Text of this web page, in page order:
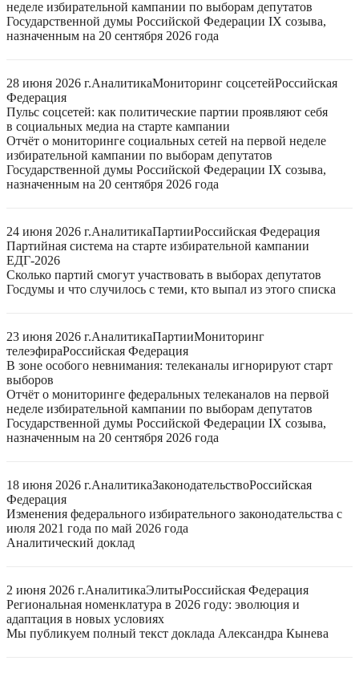
неделе избирательной кампании по выборам депутатов
Государственной думы Российской Федерации IX созыва,
назначенным на 20 сентября 2026 года
28 июня 2026 г.АналитикаМониторинг соцсетейРоссийская
Федерация
Пульс соцсетей: как политические партии проявляют себя
в социальных медиа на старте кампании
Отчёт о мониторинге социальных сетей на первой неделе
избирательной кампании по выборам депутатов
Государственной думы Российской Федерации IX созыва,
назначенным на 20 сентября 2026 года
24 июня 2026 г.АналитикаПартииРоссийская Федерация
Партийная система на старте избирательной кампании
ЕДГ-2026
Сколько партий смогут участвовать в выборах депутатов
Госдумы и что случилось с теми, кто выпал из этого списка
23 июня 2026 г.АналитикаПартииМониторинг
телеэфираРоссийская Федерация
В зоне особого невнимания: телеканалы игнорируют старт
выборов
Отчёт о мониторинге федеральных телеканалов на первой
неделе избирательной кампании по выборам депутатов
Государственной думы Российской Федерации IX созыва,
назначенным на 20 сентября 2026 года
18 июня 2026 г.АналитикаЗаконодательствоРоссийская
Федерация
Изменения федерального избирательного законодательства с
июля 2021 года по май 2026 года
Аналитический доклад
2 июня 2026 г.АналитикаЭлитыРоссийская Федерация
Региональная номенклатура в 2026 году: эволюция и
адаптация в новых условиях
Мы публикуем полный текст доклада Александра Кынева